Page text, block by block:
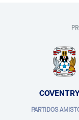
PARTIDOS